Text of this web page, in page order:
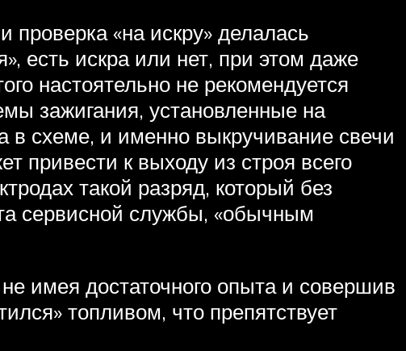
проверка «на искру» делалась
есть искра или нет, при этом даже
настоятельно не рекомендуется
зажигания, установленные на
в схеме, и именно выкручивание свечи
привести к выходу из строя всего
такой разряд, который без
сервисной службы, «обычным
имея достаточного опыта и совершив
топливом, что препятствует